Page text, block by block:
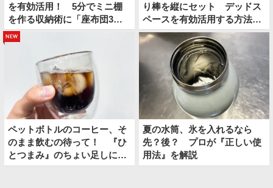
を有効活用！ 5分でミニ棚
を作る収納術に「座布団3
枚！」
り棒を縦にセット デッドス
ペースを有効活用する方法が
便利
ペットボトルのコーヒー、そ
のまま飲むの待って！ 『ひ
とつまみ』のちょい足しに
「夏にぴったり」「クセにな
夏の水筒、氷を入れるなら
先？後？ プロが『正しい使
用法』を解説